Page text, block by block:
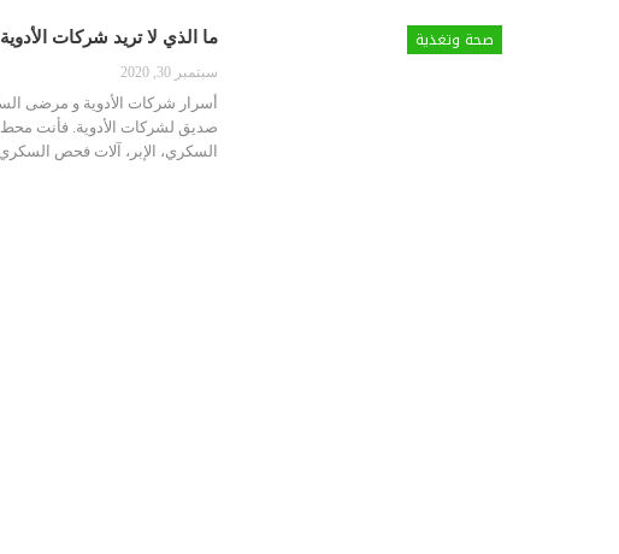
صحة وتغذية ما الذي لا تريد شركات
سبتمبر 30, 2020
أسرار شركات الأدوية و مرضى
صديق لشركات الأدوية. فأنت محط
السكري، الإبر، آلات فحص